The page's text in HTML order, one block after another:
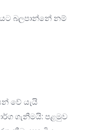
බලපාන්නේ නම්
වේ යැයි
ගැනීමයි: පළමුව